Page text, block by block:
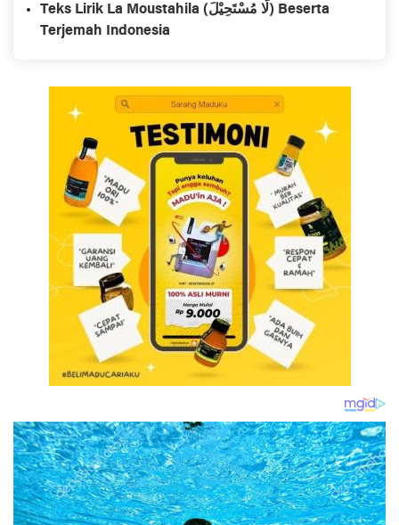
Teks Lirik La Moustahila (لَا مُسْتَحِيْلَ) Beserta
Terjemah Indonesia